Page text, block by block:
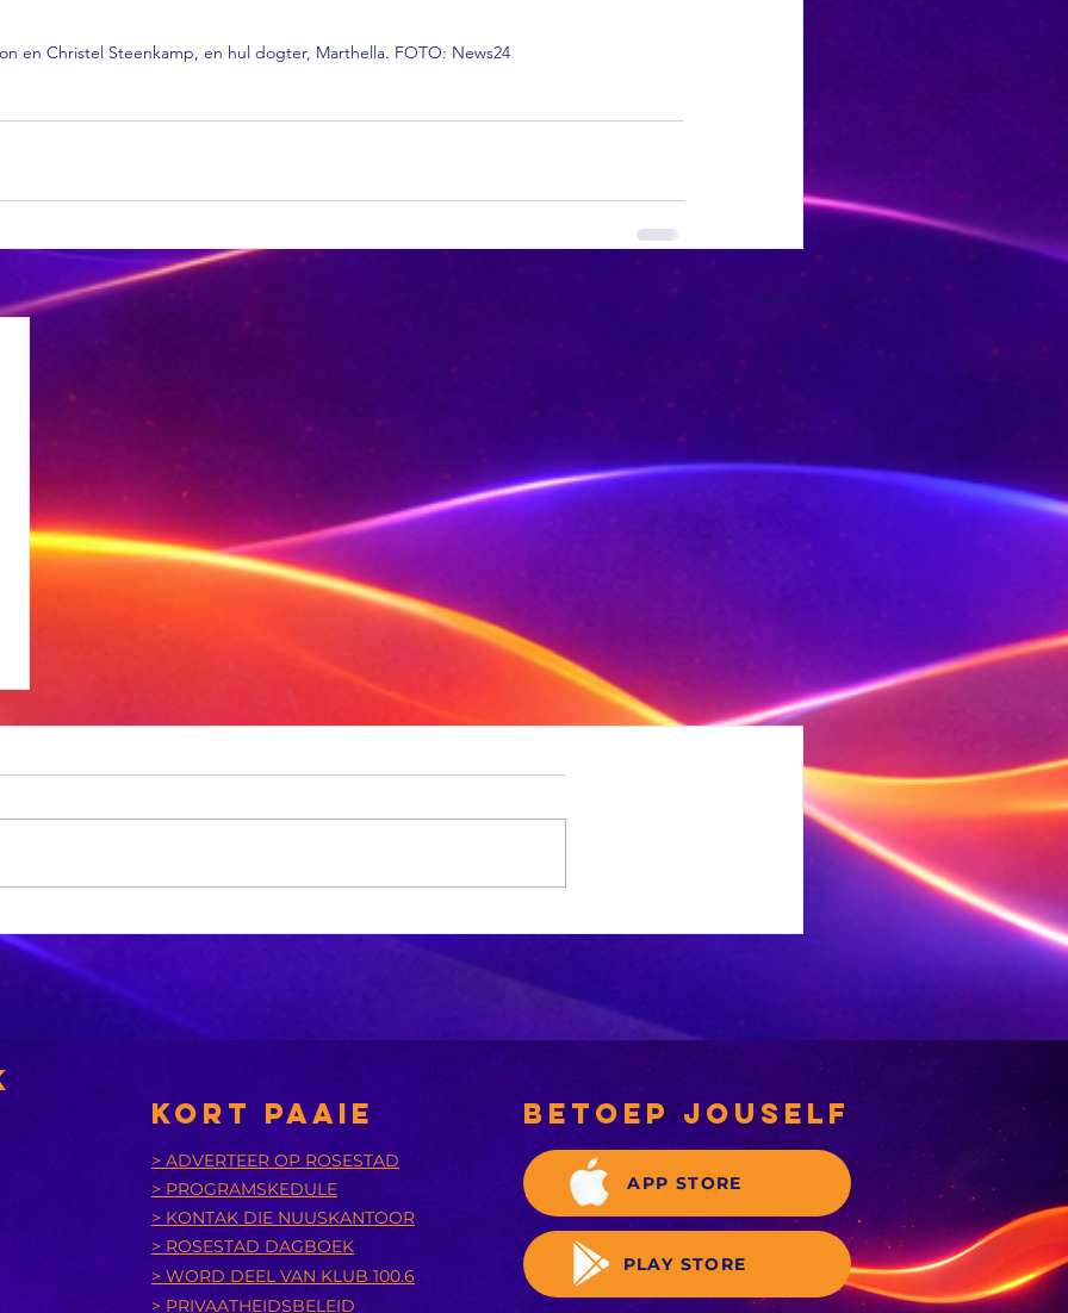
en Christel Steenkamp, en hul dogter, Marthella. FOTO: News24
See All
betoep jouself
APP STORE
PLAY STORE
KORT PAAIE
> ADVERTEER OP ROSESTAD
> PROGRAMSKEDULE
> KONTAK DIE NUUSKANTOOR
> ROSESTAD DAGBOEK
> WORD DEEL VAN KLUB 100.6
> PRIVAATHEIDSBELEID